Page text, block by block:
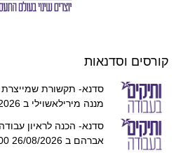
קורסים וסדנאות
סדנא- תקשורת שמייצרת
מננה מירילאשוילי ב 19/08/2026 10:00-זום
אברהם ב 26/08/2026 10:00-זום